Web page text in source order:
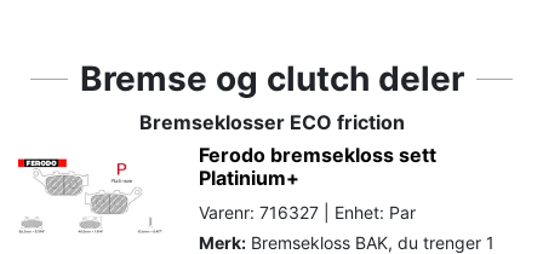
Bremse og clutch deler
Bremseklosser ECO friction
Ferodo bremsekloss sett
Platinium+
Varenr: 716327 | Enhet: Par
Merk: Bremsekloss BAK, du trenger 1